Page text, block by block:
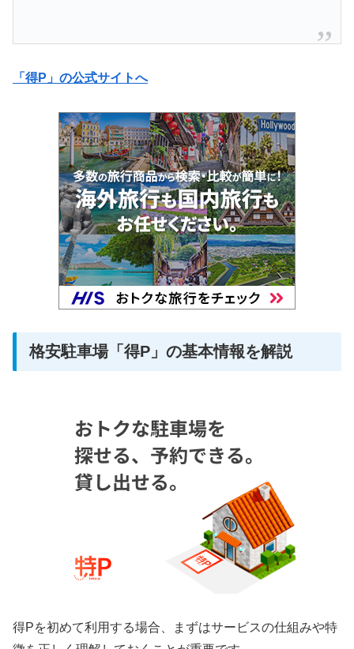
「得P」の公式サイトへ
格安駐車場「得P」の基本情報を解説
得Pを初めて利用する場合、まずはサービスの仕組みや特